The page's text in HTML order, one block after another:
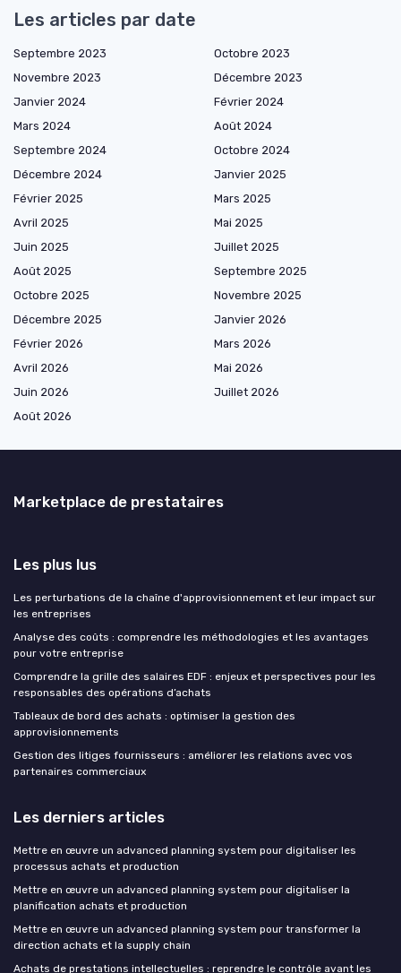
Les articles par date
Septembre 2023
Octobre 2023
Novembre 2023
Décembre 2023
Janvier 2024
Février 2024
Mars 2024
Août 2024
Septembre 2024
Octobre 2024
Décembre 2024
Janvier 2025
Février 2025
Mars 2025
Avril 2025
Mai 2025
Juin 2025
Juillet 2025
Août 2025
Septembre 2025
Octobre 2025
Novembre 2025
Décembre 2025
Janvier 2026
Février 2026
Mars 2026
Avril 2026
Mai 2026
Juin 2026
Juillet 2026
Août 2026
Marketplace de prestataires
Les plus lus
Les perturbations de la chaîne d'approvisionnement et leur impact sur
les entreprises
Analyse des coûts : comprendre les méthodologies et les avantages
pour votre entreprise
Comprendre la grille des salaires EDF : enjeux et perspectives pour les
responsables des opérations d’achats
Tableaux de bord des achats : optimiser la gestion des
approvisionnements
Gestion des litiges fournisseurs : améliorer les relations avec vos
partenaires commerciaux
Les derniers articles
Mettre en œuvre un advanced planning system pour digitaliser les
processus achats et production
Mettre en œuvre un advanced planning system pour digitaliser la
planification achats et production
Mettre en œuvre un advanced planning system pour transformer la
direction achats et la supply chain
Achats de prestations intellectuelles : reprendre le contrôle avant les